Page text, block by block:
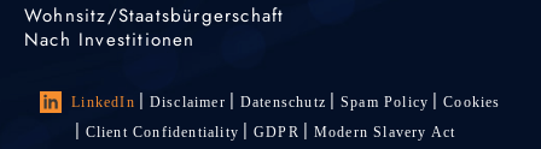
Wohnsitz/Staatsbürgerschaft
Nach Investitionen
LinkedIn Disclaimer Datenschutz Spam Policy
Cookies
Client Confidentiality
GDPR
Modern Slavery Act